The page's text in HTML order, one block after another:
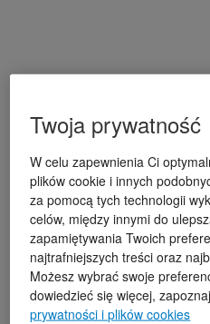
Twoja prywatność
W celu zapewnienia Ci
plików cookie i innych
za pomocą tych technologii
celów, między innymi do
zapamiętywania Twoich
najtrafniejszych treści oraz
Możesz wybrać swoje
dowiedzieć się więcej,
prywatności i plików cookies